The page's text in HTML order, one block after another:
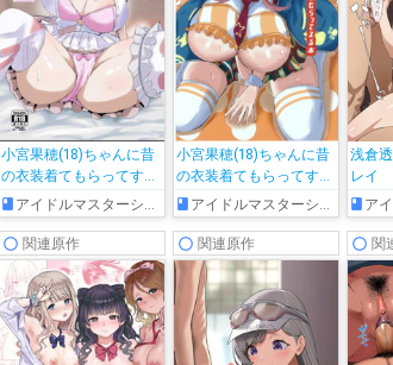
小宮果穂(18)ちゃんに昔
の衣装着てもらってする
本2アイドルマスターシャイニーカラーズ
小宮果穂(18)ちゃんに昔
の衣装着てもらってする
本 アイドルマスターシャイニーカラーズ
浅倉
レイ
アイド
関連原作 関連原作 関